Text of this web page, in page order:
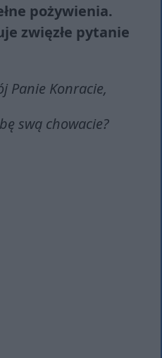
pożywienia.
zwięzłe pytanie
Panie Konracie,
swą chowacie?